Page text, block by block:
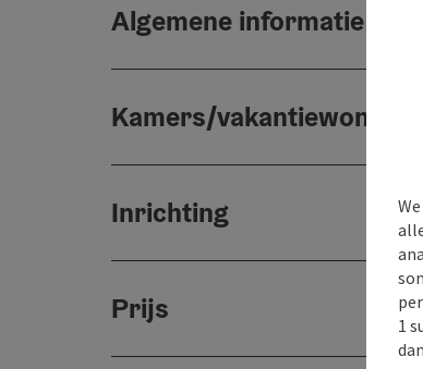
Algemene informatie
Kamers/vakantiewoningen
Inrichting
Prijs
1